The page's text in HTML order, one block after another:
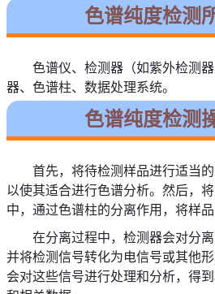
色谱纯度检测
色谱仪、检测器（如紫外检测
器、色谱柱、数据处理系统。
色谱纯度检测
首先，将待检测样品进行适当
以使其适合进行色谱分析。然后，
中，通过色谱柱的分离作用，将样
在分离过程中，检测器会对分
并将检测信号转化为电信号或其他
会对这些信号进行处理和分析，得